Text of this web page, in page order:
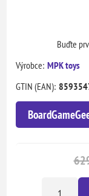
Buďte
Výrobce: MPK toys
GTIN (EAN):